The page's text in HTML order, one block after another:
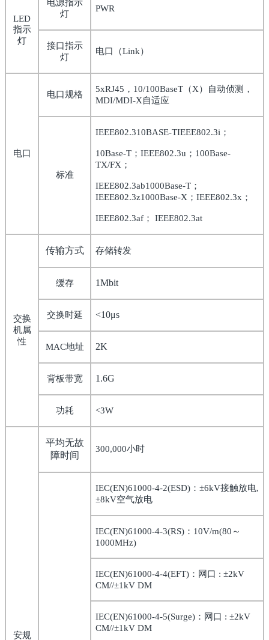
LED
指示
灯
电源指示
灯
PWR
接口指示
灯
电口（Link）
电口
电口规格
5xRJ45 ， 10/100BaseT （X）自动侦测，
MDI/MDI-X自适应
标准
IEEE802.310BASE-TIEEE802.3i ；
10Base-T ； IEEE802.3u ； 100Base-
TX/FX ；
IEEE802.3ab1000Base-T ；
IEEE802.3z1000Base-X ； IEEE802.3x ；
IEEE802.3af ； IEEE802.3at
交换
机属
性
传输方式 存储转发
缓存 1Mbit
交换时延 <10μs
MAC地址 2K
背板带宽 1.6G
功耗 <3W
安规
平均无故
障时间
300,000小时
IEC(EN)61000-4-2(ESD) ：±6kV接触放电,
±8kV空气放电
IEC(EN)61000-4-3(RS) ： 10V/m(80 ～
1000MHz)
IEC(EN)61000-4-4(EFT) ：网口 : ±2kV
CM//±1kV DM
IEC(EN)61000-4-5(Surge) ：网口 : ±2kV
CM//±1kV DM